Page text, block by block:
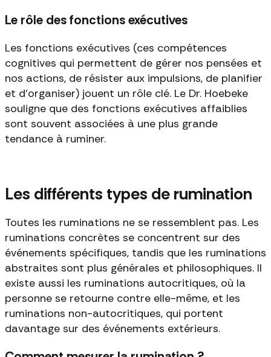
Le rôle des fonctions exécutives
Les fonctions exécutives (ces compétences
cognitives qui permettent de gérer nos pensées et
nos actions, de résister aux impulsions, de planifier
et d'organiser) jouent un rôle clé. Le Dr. Hoebeke
souligne que des fonctions exécutives affaiblies
sont souvent associées à une plus grande
tendance à ruminer.
Les différents types de rumination
Toutes les ruminations ne se ressemblent pas. Les
ruminations concrètes se concentrent sur des
événements spécifiques, tandis que les ruminations
abstraites sont plus générales et philosophiques. Il
existe aussi les ruminations autocritiques, où la
personne se retourne contre elle-même, et les
ruminations non-autocritiques, qui portent
davantage sur des événements extérieurs.